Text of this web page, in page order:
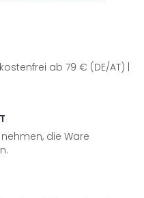
ab 79 € (DE/AT) |
die Ware